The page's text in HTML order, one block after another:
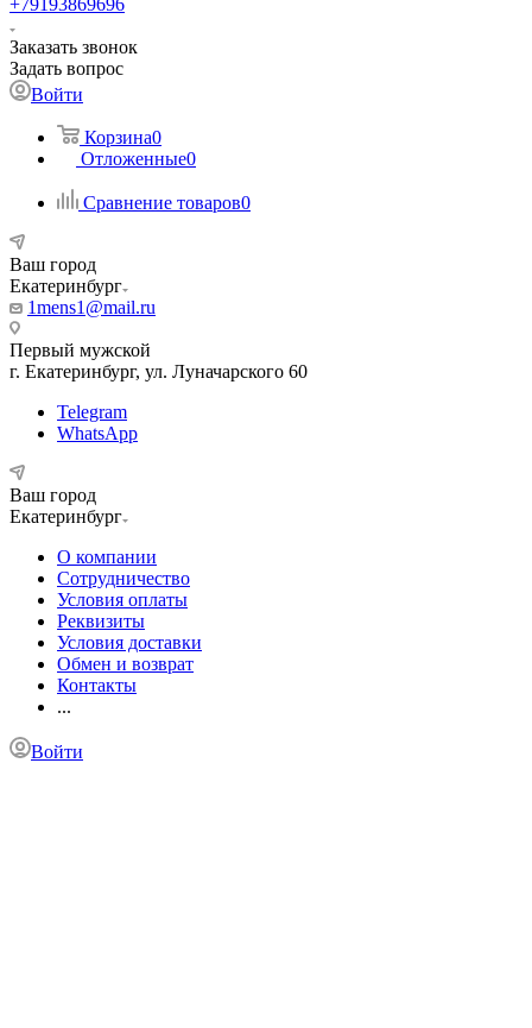
+79193869696
Заказать звонок
Задать вопрос
Войти
Корзина0
Отложенные0
Сравнение товаров0
Ваш город
Екатеринбург
1mens1@mail.ru
Первый мужской
г. Екатеринбург, ул. Луначарского 60
Telegram
WhatsApp
Ваш город
Екатеринбург
О компании
Сотрудничество
Условия оплаты
Реквизиты
Условия доставки
Обмен и возврат
Контакты
...
Войти